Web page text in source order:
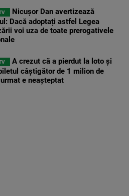
Nicușor Dan avertizează
Dacă adoptați astfel Legea
voi uza de toate prerogativele
A crezut că a pierdut la loto și
câștigător de 1 milion de
e neașteptat